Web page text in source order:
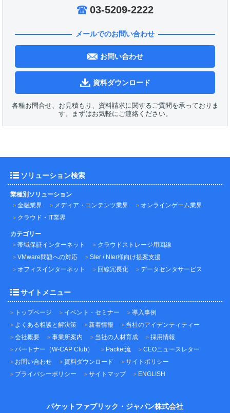
03-5209-2222
メールでのお問い合わせ
お問い合わせ
資料ダウンロード
各種お問合せ、お見積もり、資料請求に関するご質問を承っておりま
す。まずはお気軽にご連絡ください。
ソリューション検索
業種別ソリューション
金融業界
メディア・コンテンツ業界
オンラインゲーム業界
クラウド・IT業界
カテゴリー
帯域保証インターネット
クラウドストレージ用回線
VMware問題への対応
SIer / NIer様向け提案支援
オフィスインターネット
回線冗長化 データセンタサービス
サイトメニュー
トップページ イベント・セミナー
導入事例
よくある相談と解決策
新着情報
当社のアイデンティティー
会社概要
事業所案内 当社の人材育成
採用情報
パートナー（W-CAP Club）
Packet流
CEOニュースレター
お問い合わせ
資料ダウンロード
サイトポリシー
プライバシーポリシー
サイトマップ ENGLISH
パケットファブリック・ジャパン株式会社